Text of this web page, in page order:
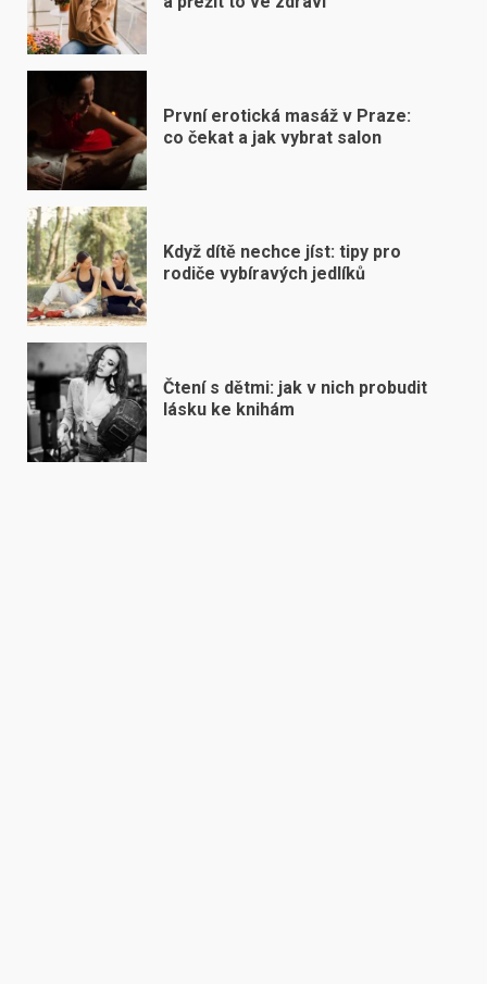
První erotická masáž v Praze:
co čekat a jak vybrat salon
Když dítě nechce jíst: tipy pro
rodiče vybíravých jedlíků
Čtení s dětmi: jak v nich probudit
lásku ke knihám